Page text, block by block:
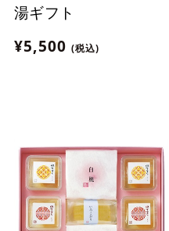
湯ギフト
¥5,500 (税込)